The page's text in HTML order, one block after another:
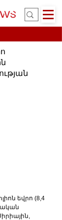
եվրո (8,4